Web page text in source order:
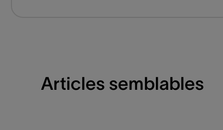
Articles semblables